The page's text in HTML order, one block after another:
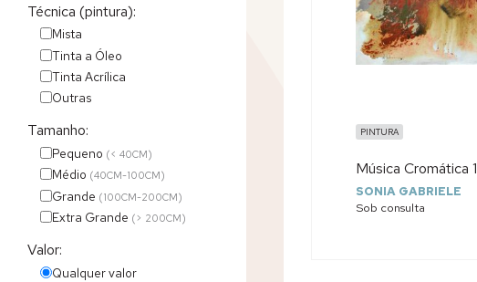
Técnica (pintura):
Mista
Tinta a Óleo
Tinta Acrílica
Outras
Tamanho:
Pequeno (< 40CM)
Médio (40CM-100CM)
Grande (100CM-200CM)
Extra Grande (> 200CM)
Valor:
Qualquer valor
PINTURA
Música Cromática 1
SONIA GABRIELE
Sob consulta